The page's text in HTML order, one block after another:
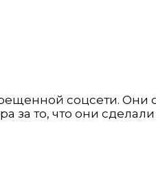
соцсети.
за то, что они